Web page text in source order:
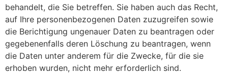
behandelt, die Sie betreffen. Sie haben auch das Recht,
auf Ihre personenbezogenen Daten zuzugreifen sowie
die Berichtigung ungenauer Daten zu beantragen oder
gegebenenfalls deren Löschung zu beantragen, wenn
die Daten unter anderem für die Zwecke, für die sie
erhoben wurden, nicht mehr erforderlich sind.